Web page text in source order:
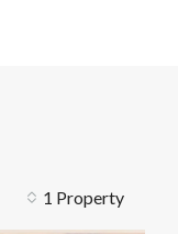
1 Property